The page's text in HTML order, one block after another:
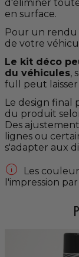
d'éliminer
en surface.
Pour un
de votre
Le kit déco
du véhicules,
full peut laisser
Le design
du produit
Des
lignes ou
s'adapter aux

Les
l'impression